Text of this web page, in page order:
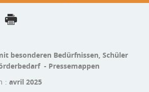
sur Twitter
besonderen Bedürfnissen, Schüler
- Pressemappen
avril 2025